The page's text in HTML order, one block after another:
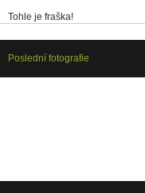
Tohle je fraška!
Poslední fotografie